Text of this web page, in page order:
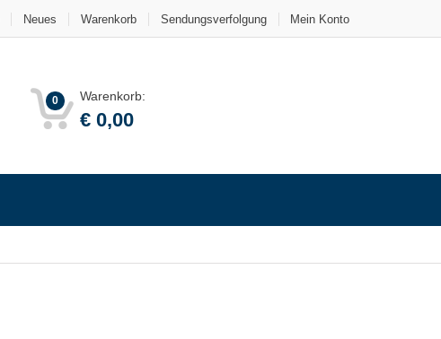
Neues Warenkorb Sendungsverfolgung Mein Konto
0 Warenkorb:
€ 0,00